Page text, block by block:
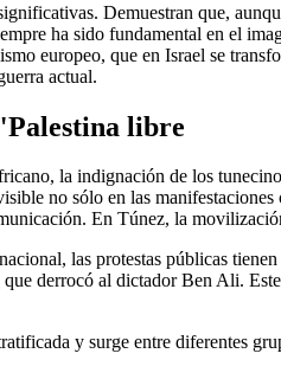
Demuestran que,
ha sido fundamental en el
europeo, que en Israel se
actual.
libre
la indignación de los
no sólo en las
En Túnez, la
las protestas públicas
que derrocó al dictador Ben Ali.
y surge entre diferentes